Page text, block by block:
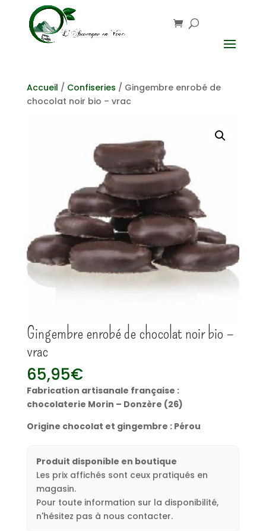
Accueil / Confiseries / Gingembre enrobé de
chocolat noir bio – vrac
Gingembre enrobé de chocolat noir bio –
vrac
65,95€
Fabrication artisanale française :
chocolaterie Morin – Donzère (26)
Origine chocolat et gingembre : Pérou
Produit disponible en boutique
Les prix affichés sont ceux pratiqués en
magasin.
Pour toute information sur la disponibilité,
n'hésitez pas à nous contacter.